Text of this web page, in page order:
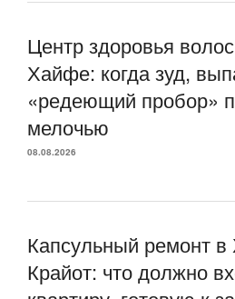
Центр здоровья
Хайфе: когда зуд,
«редеющий пробор»
мелочью
08.08.2026
Капсульный ремонт
Крайот: что должно